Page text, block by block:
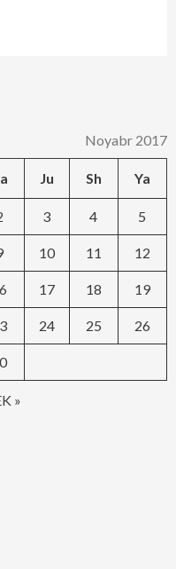
Noyabr 2017
Ju Sh Ya
»
3 4 5
10 11 12
17 18 19
24 25 26